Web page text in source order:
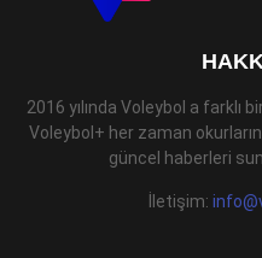
2016 yılında Voleybol a farklı
Voleybol+ her zaman
güncel haberleri
İletişim: